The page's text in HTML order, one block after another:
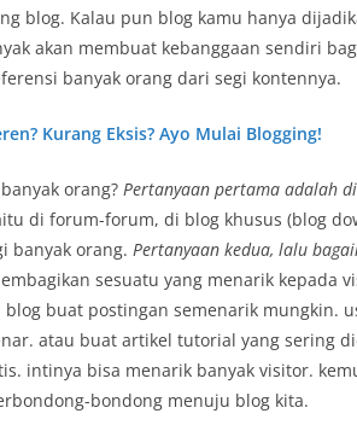
blog. Kalau pun blog kamu hanya
akan membuat kebanggaan sendiri
banyak orang dari segi kontennya.
Kurang Eksis? Ayo Mulai Blogging!
orang? Pertanyaan pertama adalah
di forum-forum, di blog khusus (blog
banyak orang. Pertanyaan kedua, lalu
sesuatu yang menarik kepada
buat postingan semenarik mungkin.
atau buat artikel tutorial yang sering
intinya bisa menarik banyak visitor.
bondong menuju blog kita.